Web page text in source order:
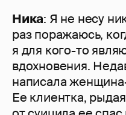
Ника: Я не несу
раз поражаюсь,
я для кого-то
вдохновения.
написала
Ее клиентка,